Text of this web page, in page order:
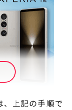
、上記の手順で